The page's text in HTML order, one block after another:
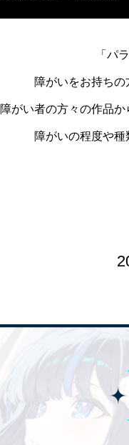
「パ
障がいをお持ちの
障がい者の方々の作品
障がいの程度や種